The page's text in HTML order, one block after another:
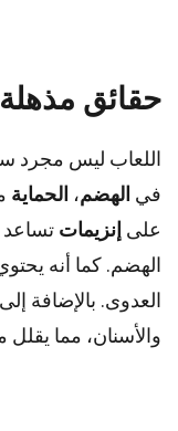
حقائق
اللعاب ليس مجرد
في الهضم، الحماية
على إنزيمات
الهضم. كما أنه
العدوى. بالإضافة
والأسنان، مما